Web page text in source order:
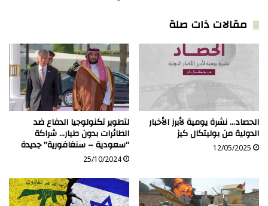
مقالات ذات صلة
الحصاد… نشرة يومية لأبرز الأخبار
الدولية من بوليتكال كيز
12/05/2025
لتطوير تكنولوجيا الدفاع ضد
الطائرات بدون طيار… شراكة
“سعودية – سنغافورية” جديدة
25/10/2024